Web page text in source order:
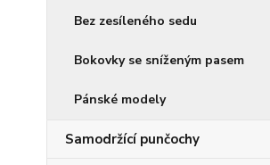
Bez zesíleného sedu
Bokovky se sníženým pasem
Pánské modely
Samodržící punčochy